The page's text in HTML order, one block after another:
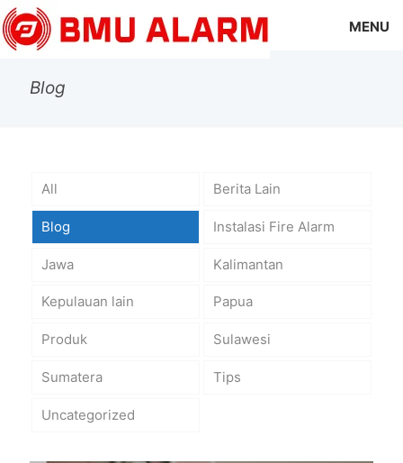
MENU
Blog
All Berita Lain
Blog Instalasi Fire Alarm
Jawa Kalimantan
Kepulauan lain Papua
Produk Sulawesi
Sumatera Tips
Uncategorized